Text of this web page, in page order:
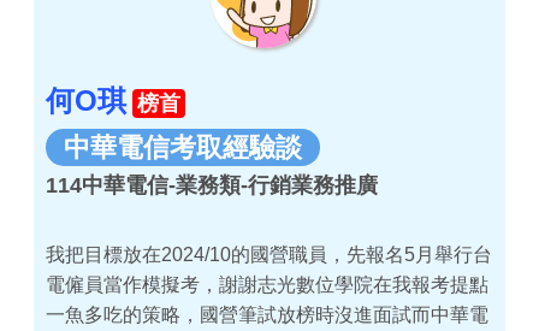
何O琪 榜首
中華電信考取經驗談
114中華電信-業務類-行銷業務推廣
我把目標放在2024/10的國營職員，先報名5月舉行台
電僱員當作模擬考，謝謝志光數位學院在我報考提點
一魚多吃的策略，國營筆試放榜時沒進面試而中華電